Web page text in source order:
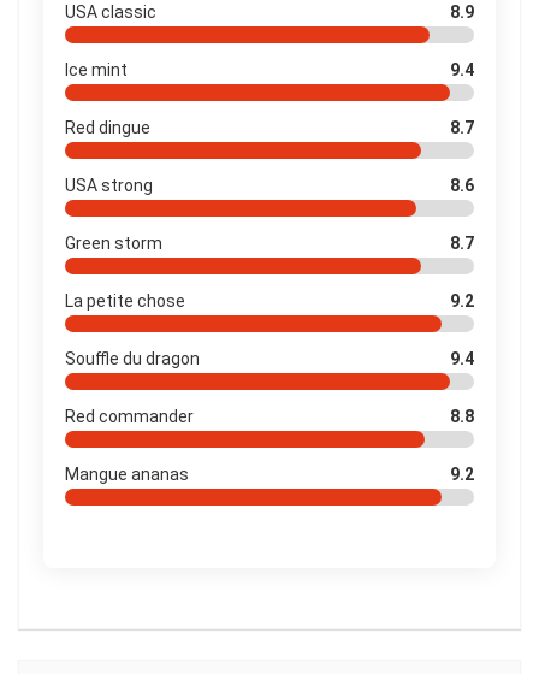
USA classic 8.9
Ice mint 9.4
Red dingue 8.7
USA strong 8.6
Green storm 8.7
La petite chose 9.2
Souffle du dragon 9.4
Red commander 8.8
Mangue ananas 9.2